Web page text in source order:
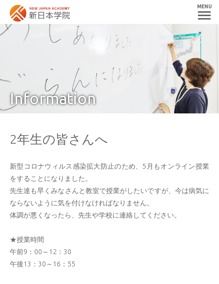
MENU
Information
2年生の皆さんへ
新型コロナウィルス感染拡大防止のため、5月もオンライン授業
をすることになりました。
先生達も早くみなさんと教室で授業がしたいですが、今は病気に
ならないように気を付けなければなりません。
体調が悪くなったら、先生や学校に連絡してください。
★授業時間
午前9：00～12：30
午後13：30～16：55